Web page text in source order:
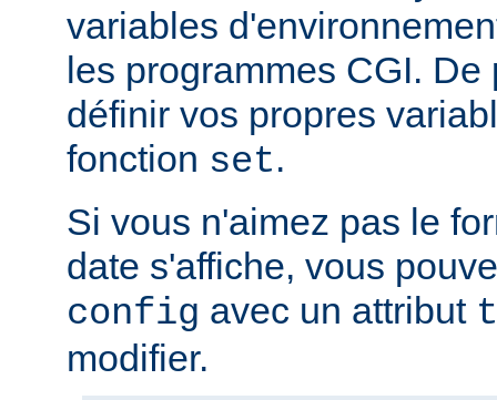
variables
les programmes CGI.
définir vos propres
fonction set.
Si vous n'aimez pas le
date s'affiche, vous
config avec un attribut
modifier.